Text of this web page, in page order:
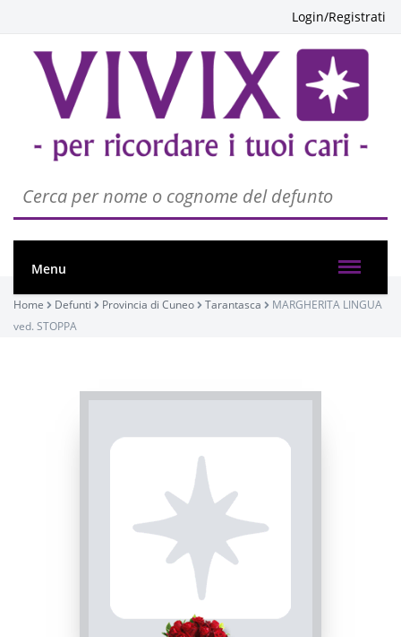
Login/Registrati
Menu
Home Defunti Provincia di Cuneo Tarantasca
MARGHERITA LINGUA
ved. STOPPA
Tarantasca, Parrocchia San Bernardo
Visibile a tutti gli utenti
INVIA CONDOGLIANZE